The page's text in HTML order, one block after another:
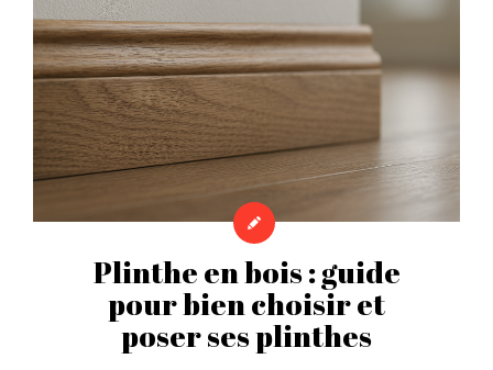
Plinthe en bois : guide
pour bien choisir et
poser ses plinthes